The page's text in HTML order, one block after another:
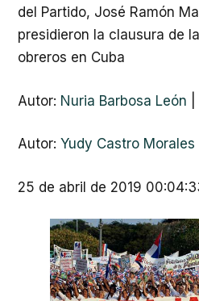
del Partido, José Ramón
presidieron la clausura de
obreros en Cuba
Autor: Nuria Barbosa León
Autor: Yudy Castro Morales
25 de abril de 2019